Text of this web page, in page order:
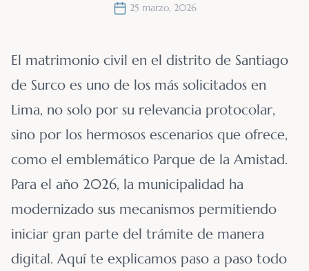
25 marzo, 2026
El matrimonio civil en el distrito de Santiago
de Surco es uno de los más solicitados en
Lima, no solo por su relevancia protocolar,
sino por los hermosos escenarios que ofrece,
como el emblemático Parque de la Amistad.
Para el año 2026, la municipalidad ha
modernizado sus mecanismos permitiendo
iniciar gran parte del trámite de manera
digital. Aquí te explicamos paso a paso todo